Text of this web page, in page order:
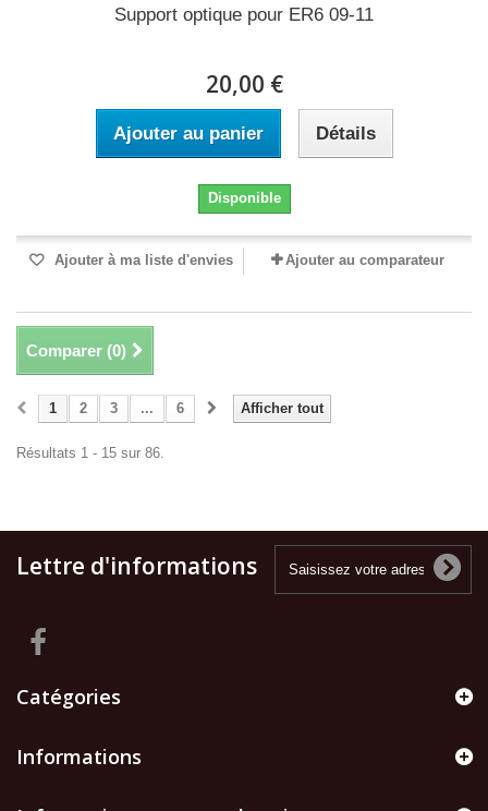
Support optique pour ER6 09-11
20,00 €
Ajouter au panier Détails
Disponible
Ajouter à ma liste d'envies Ajouter au comparateur
Comparer (0)
Afficher tout
1 2 3 ... 6
Résultats 1 - 15 sur 86.
Lettre d'informations
Catégories
Informations